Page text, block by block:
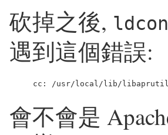
砍掉之後,
遇到這個錯誤:
會不會是